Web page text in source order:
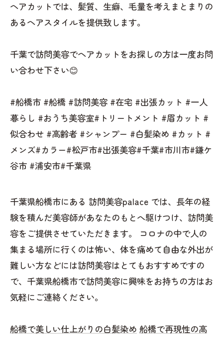
ヘアカットでは、髪質、生癖、毛量を考えまとまりの
あるヘアスタイルを提供致します。
千葉で訪問美容でヘアカットをお探しの方は一度お問
い合わせ下さい😊
#船橋市 #船橋 #訪問美容 #在宅 #出張カット #一人
暮らし #おうち美容室#トリートメント #眉カット #
似合わせ #高齢者 #シャンプー #白髪染め #カット #
メンズ#カラー#松戸市#出張美容#千葉#市川市#鎌ケ
谷市 #浦安市#千葉県
千葉県船橋市にある 訪問美容palace では、長年の経
験を積んだ美容師があなたのもとへ駆けつけ、訪問美
容をご提供させていただきます。 コロナの中で人の
集まる場所に行くのは怖い、体を痛めて自由な外出が
難しい方などには訪問美容はとてもおすすめですの
で、千葉県船橋市で訪問美容に興味をお持ちの方はお
気軽にご連絡ください。
船橋で美しい仕上がりの白髪染め 船橋で再現性の高